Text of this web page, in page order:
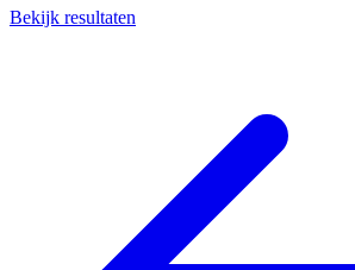
Bekijk resultaten